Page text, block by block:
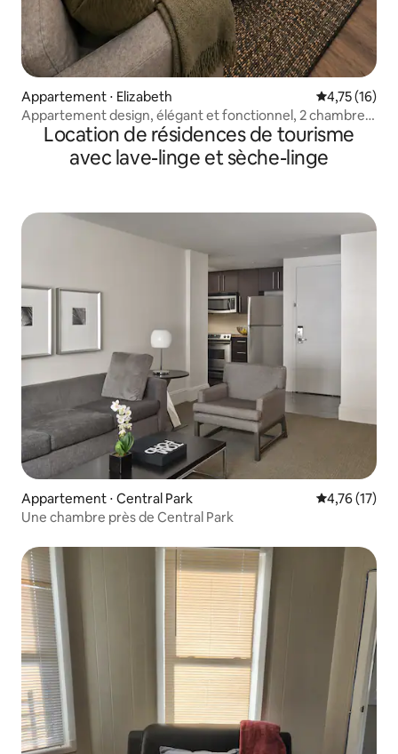
Appartement ⋅ Elizabeth Évaluation
4,75 (16)
Appartement design, élégant et fonctionnel, 2 chambres,
à 5 min de l'aéroport EWR, près de New York
Location de résidences de tourisme
avec lave-linge et sèche-linge
Appartement ⋅ Central Park Évaluation
4,76 (17)
Une chambre près de Central Park